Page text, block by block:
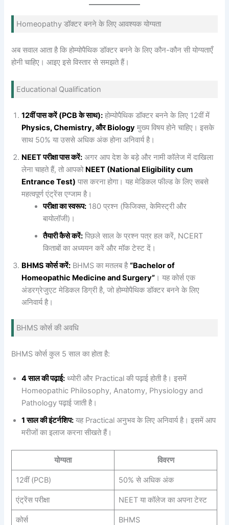
Homeopathy डॉक्टर बनने के लिए आवश्यक योग्यता
अब सवाल आता है कि होम्योपैथिक डॉक्टर बनने के लिए कौन-कौन सी योग्यताएँ
होनी चाहिए। आइए इसे विस्तार से समझते हैं।
Educational Qualification
12वीं पास करें (PCB के साथ): होम्योपैथिक डॉक्टर बनने के लिए 12वीं में
Physics, Chemistry, और Biology मुख्य विषय होने चाहिए। इसके
साथ 50% या उससे अधिक अंक होना अनिवार्य है।
NEET परीक्षा पास करें: अगर आप देश के बड़े और नामी कॉलेज में दाखिला
लेना चाहते हैं, तो आपको NEET (National Eligibility cum
Entrance Test) पास करना होगा। यह मेडिकल फील्ड के लिए सबसे
महत्वपूर्ण एंट्रेंस एग्जाम है।
परीक्षा का स्वरूप: 180 प्रश्न (फिजिक्स, केमिस्ट्री और
बायोलॉजी)।
तैयारी कैसे करें: पिछले साल के प्रश्न पत्र हल करें, NCERT
किताबों का अध्ययन करें और मॉक टेस्ट दें।
BHMS कोर्स करें: BHMS का मतलब है“Bachelor of
Homeopathic Medicine and Surgery” । यह कोर्स एक
अंडरग्रेजुएट मेडिकल डिग्री है, जो होम्योपैथिक डॉक्टर बनने के लिए
अनिवार्य है।
BHMS कोर्स की अवधि
BHMS कोर्स कुल 5 साल का होता है:
4 साल की पढ़ाई: थ्योरी और Practical की पढ़ाई होती है। इसमें
Homeopathic Philosophy, Anatomy, Physiology and
Pathology पढ़ाई जाती है।
1 साल की इंटर्नशिप: यह Practical अनुभव के लिए अनिवार्य है। इसमें आप
मरीजों का इलाज करना सीखते हैं।
योग्यता विवरण
12वीं (PCB) 50% से अधिक अंक
एंट्रेंस परीक्षा NEET या कॉलेज का अपना टेस्ट
कोर्स BHMS